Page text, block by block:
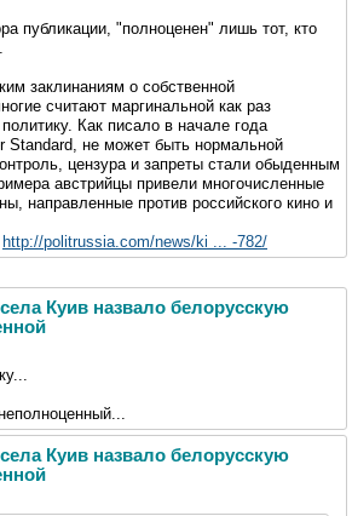
публикации, "полноценен" лишь тот, кто
заклинаниям о собственной
считают маргинальной как раз
Как писало в начале года
Standard, не может быть нормальной
цензура и запреты стали обыденным
австрийцы привели многочисленные
направленные против российского кино и
http://politrussia.com/news/ki ... -782/
Куив назвало белорусскую
Куив назвало белорусскую